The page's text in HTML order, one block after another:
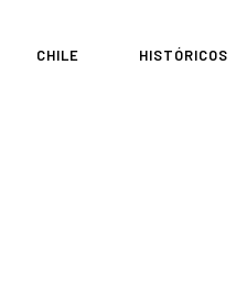
CHILE HISTÓRICOS